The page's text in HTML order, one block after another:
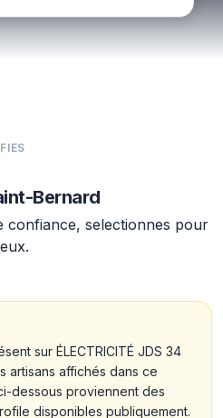
Bernard
confiance, selectionnes pour
sur ÉLECTRICITÉ JDS 34
artisans affichés dans ce
dessous proviennent des
disponibles publiquement.